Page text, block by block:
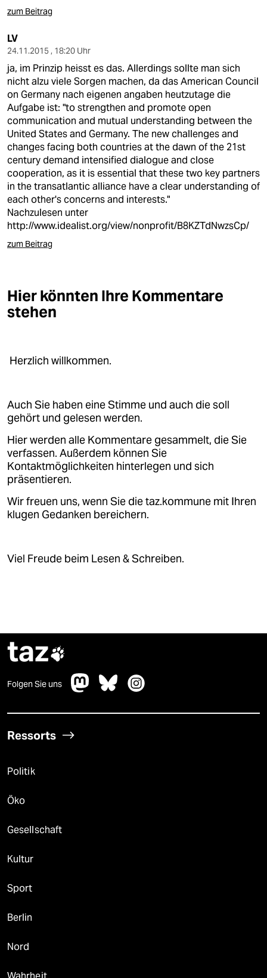
zum Beitrag
LV
24.11.2015 , 18:20 Uhr
ja, im Prinzip heisst es das. Allerdings sollte man sich
nicht alzu viele Sorgen machen, da das American Council
on Germany nach eigenen angaben heutzutage die
Aufgabe ist: "to strengthen and promote open
communication and mutual understanding between the
United States and Germany. The new challenges and
changes facing both countries at the dawn of the 21st
century demand intensified dialogue and close
cooperation, as it is essential that these two key partners
in the transatlantic alliance have a clear understanding of
each other's concerns and interests."
Nachzulesen unter
http://www.idealist.org/view/nonprofit/B8KZTdNwzsCp/
zum Beitrag
Hier könnten Ihre Kommentare
stehen
Herzlich willkommen.
Auch Sie haben eine Stimme und auch die soll
gehört und gelesen werden.
Hier werden alle Kommentare gesammelt, die Sie
verfassen. Außerdem können Sie
Kontaktmöglichkeiten hinterlegen und sich
präsentieren.
Wir freuen uns, wenn Sie die taz.kommune mit Ihren
klugen Gedanken bereichern.
Viel Freude beim Lesen & Schreiben.
taz
Folgen Sie uns
Ressorts
Politik
Öko
Gesellschaft
Kultur
Sport
Berlin
Nord